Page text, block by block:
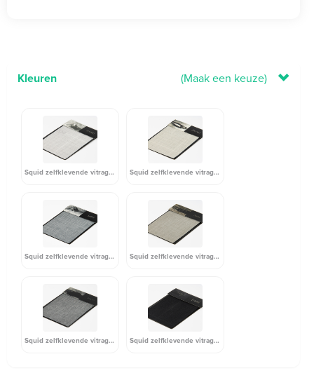
Kleuren (Maak een keuze)
Squid zelfklevende vitrage - Chalk Squid zelfklevende vitrage - Bone
Squid zelfklevende vitrage - Ash Squid zelfklevende vitrage - Oak
Squid zelfklevende vitrage - Rock Squid zelfklevende vitrage - Coal